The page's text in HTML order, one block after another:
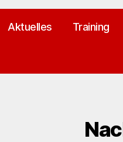
Aktuelles Training